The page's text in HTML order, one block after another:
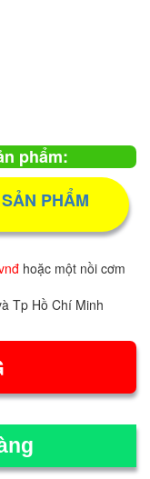
phẩm:
PHẨM
hoặc một nồi cơm
Tp Hồ Chí Minh